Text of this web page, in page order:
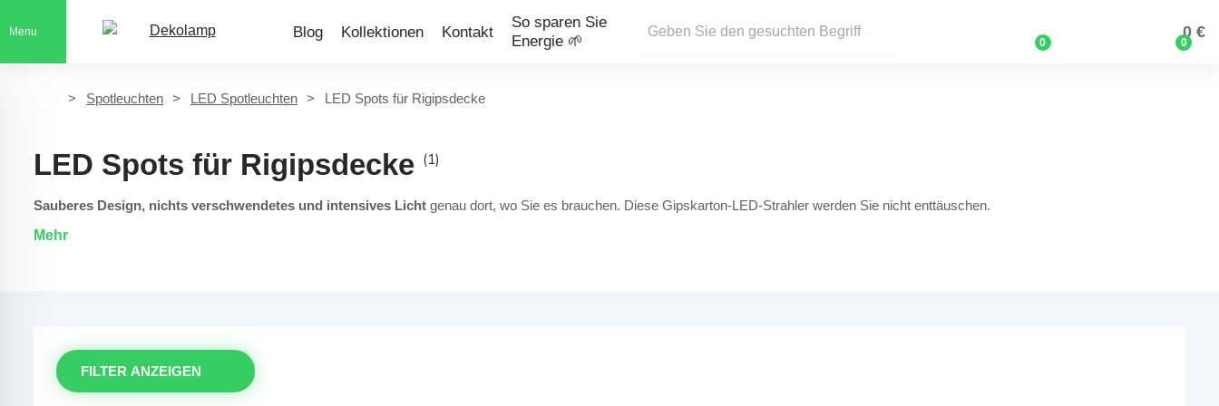
Menu Blog Kollektionen Kontakt
So sparen Sie
Energie 🌱
0 0
0 €
Spotleuchten LED Spotleuchten LED Spots für Rigipsdecke
LED Spots für Rigipsdecke (1)
Sauberes Design, nichts verschwendetes und intensives Licht genau dort, wo Sie es brauchen. Diese Gipskarton-LED-Strahler werden Sie nicht enttäuschen.
Mehr
FILTER ANZEIGEN